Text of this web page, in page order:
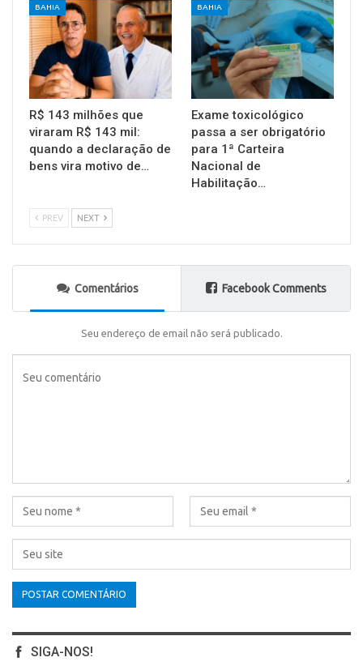
BAHIA
R$ 143 milhões que
viraram R$ 143 mil:
quando a declaração de
bens vira motivo de…
BAHIA
Exame toxicológico
passa a ser obrigatório
para 1ª Carteira
Nacional de
Habilitação…
PREV NEXT
Comentários Facebook Comments
Seu endereço de email não será publicado.
SIGA-NOS!